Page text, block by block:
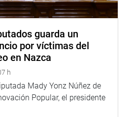
guarda un
por víctimas del
en Nazca
h
Mady Yonz Núñez de
Popular, el presidente